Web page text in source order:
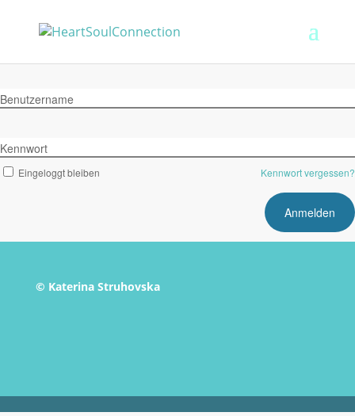
Benutzername
Kennwort
Eingeloggt bleiben Kennwort vergessen?
© Katerina Struhovska